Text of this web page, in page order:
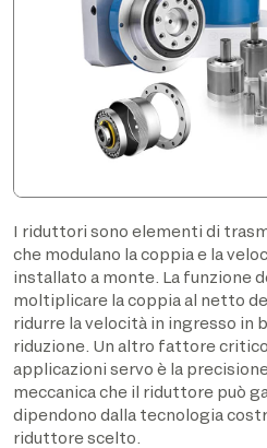
I riduttori sono elementi di
che modulano la coppia e la
installato a monte. La funzione
moltiplicare la coppia al netto
ridurre la velocità in ingresso in
riduzione. Un altro fattore
applicazioni servo è la
meccanica che il riduttore può
dipendono dalla tecnologia
riduttore scelto.